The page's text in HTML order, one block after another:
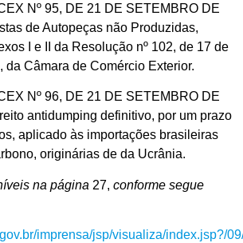
Nº 95, DE 21 DE SETEMBRO DE
de Autopeças não Produzidas,
I e II da Resolução nº 102, de 17 de
da Câmara de Comércio Exterior.
Nº 96, DE 21 DE SETEMBRO DE
antidumping definitivo, por um prazo
aplicado às importações brasileiras
originárias de da Ucrânia.
na página 27, conforme segue
imprensa/jsp/visualiza/index.jsp?/